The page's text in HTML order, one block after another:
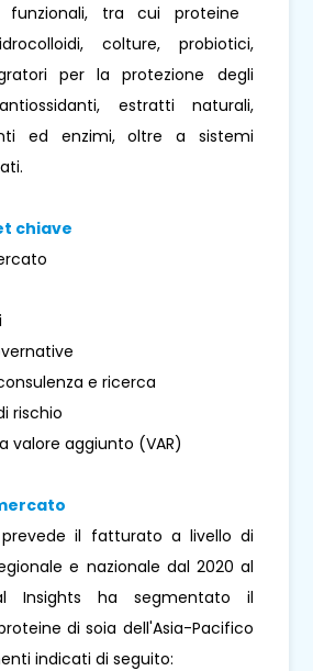
funzionali, tra cui proteine
colture, probiotici,
per la protezione degli
estratti naturali,
ed enzimi, oltre a sistemi
chiave
e ricerca
rischio
valore aggiunto (VAR)
il fatturato a livello di
e nazionale dal 2020 al
Insights ha segmentato il
​​di soia dell'Asia-Pacifico
indicati di seguito: